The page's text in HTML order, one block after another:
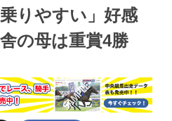
りやすい」好感
の母は重賞4勝